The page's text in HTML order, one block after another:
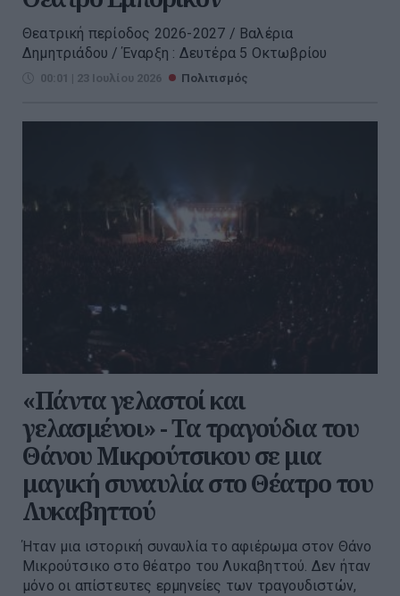
Θεατρική περίοδος 2026-2027 / Βαλέρια
Δημητριάδου / Έναρξη : Δευτέρα 5 Οκτωβρίου
00:01 | 23 Ιουλίου 2026 Πολιτισμός
«Πάντα γελαστοί και
γελασμένοι» - Τα τραγούδια του
Θάνου Μικρούτσικου σε μια
μαγική συναυλία στο Θέατρο του
Λυκαβηττού
Ήταν μια ιστορική συναυλία το αφιέρωμα στον Θάνο
Μικρούτσικο στο θέατρο του Λυκαβηττού. Δεν ήταν
μόνο οι απίστευτες ερμηνείες των τραγουδιστών,